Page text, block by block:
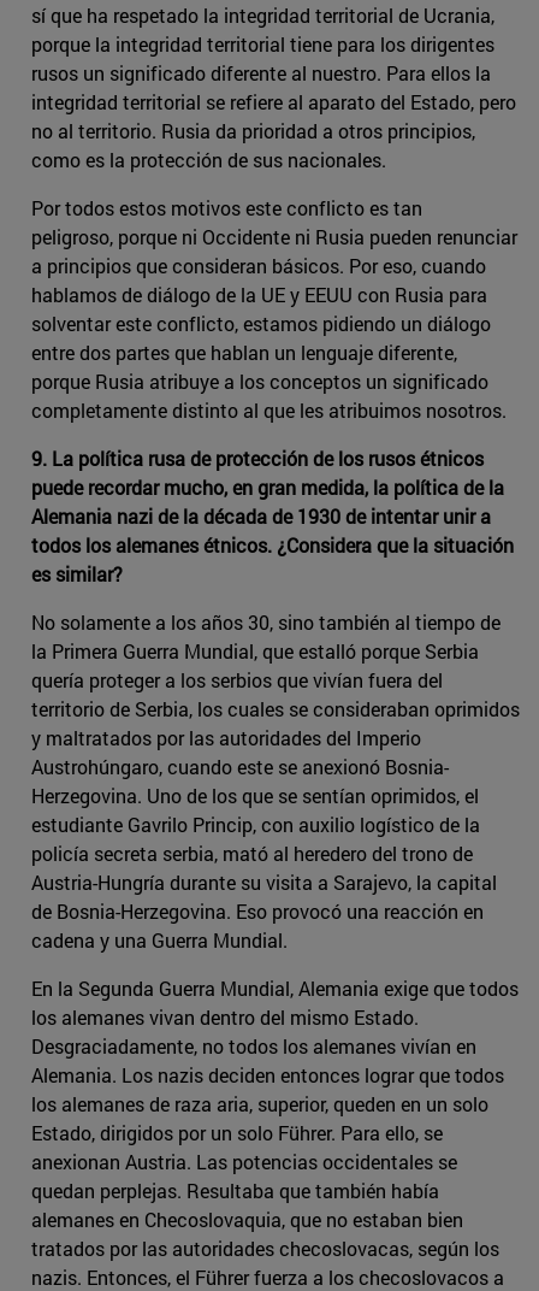
sí que ha respetado la integridad territorial de Ucrania,
porque la integridad territorial tiene para los dirigentes
rusos un significado diferente al nuestro. Para ellos la
integridad territorial se refiere al aparato del Estado, pero
no al territorio. Rusia da prioridad a otros principios,
como es la protección de sus nacionales.
Por todos estos motivos este conflicto es tan
peligroso, porque ni Occidente ni Rusia pueden renunciar
a principios que consideran básicos. Por eso, cuando
hablamos de diálogo de la UE y EEUU con Rusia para
solventar este conflicto, estamos pidiendo un diálogo
entre dos partes que hablan un lenguaje diferente,
porque Rusia atribuye a los conceptos un significado
completamente distinto al que les atribuimos nosotros.
9. La política rusa de protección de los rusos étnicos
puede recordar mucho, en gran medida, la política de la
Alemania nazi de la década de 1930 de intentar unir a
todos los alemanes étnicos. ¿Considera que la situación
es similar?
No solamente a los años 30, sino también al tiempo de
la Primera Guerra Mundial, que estalló porque Serbia
quería proteger a los serbios que vivían fuera del
territorio de Serbia, los cuales se consideraban oprimidos
y maltratados por las autoridades del Imperio
Austrohúngaro, cuando este se anexionó Bosnia-
Herzegovina. Uno de los que se sentían oprimidos, el
estudiante Gavrilo Princip, con auxilio logístico de la
policía secreta serbia, mató al heredero del trono de
Austria-Hungría durante su visita a Sarajevo, la capital
de Bosnia-Herzegovina. Eso provocó una reacción en
cadena y una Guerra Mundial.
En la Segunda Guerra Mundial, Alemania exige que todos
los alemanes vivan dentro del mismo Estado.
Desgraciadamente, no todos los alemanes vivían en
Alemania. Los nazis deciden entonces lograr que todos
los alemanes de raza aria, superior, queden en un solo
Estado, dirigidos por un solo Führer. Para ello, se
anexionan Austria. Las potencias occidentales se
quedan perplejas. Resultaba que también había
alemanes en Checoslovaquia, que no estaban bien
tratados por las autoridades checoslovacas, según los
nazis. Entonces, el Führer fuerza a los checoslovacos a